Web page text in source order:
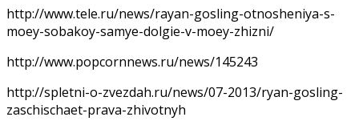
http://www.tele.ru/news/rayan-gosling-otnosheniya-s-
moey-sobakoy-samye-dolgie-v-moey-zhizni/
http://www.popcornnews.ru/news/145243
http://spletni-o-zvezdah.ru/news/07-2013/ryan-gosling-
zaschischaet-prava-zhivotnyh